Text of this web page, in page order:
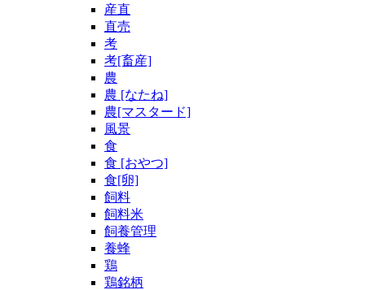
産直
直売
考
考[畜産]
農
農 [なたね]
農[マスタード]
風景
食
食 [おやつ]
食[卵]
飼料
飼料米
飼養管理
養蜂
鶏
鶏銘柄